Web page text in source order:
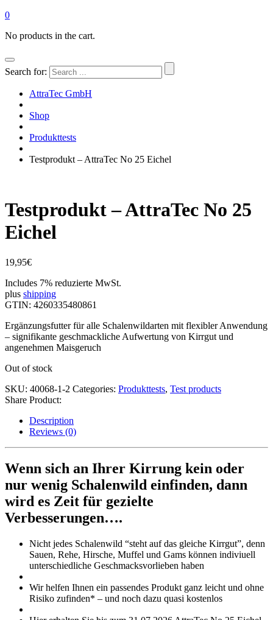
0
No products in the cart.
Search for:
AttraTec GmbH
Shop
Produkttests
Testprodukt – AttraTec No 25 Eichel
Testprodukt – AttraTec No 25
Eichel
19,95€
Includes 7% reduzierte MwSt.
plus shipping
GTIN: 4260335480861
Ergänzungsfutter für alle Schalenwildarten mit flexibler Anwendung
– signifikante geschmackliche Aufwertung von Kirrgut und
angenehmen Maisgeruch
Out of stock
SKU: 40068-1-2 Categories: Produkttests, Test products
Share Product:
Description
Reviews (0)
Wenn sich an Ihrer Kirrung kein oder
nur wenig Schalenwild einfinden, dann
wird es Zeit für gezielte
Verbesserungen….
Nicht jedes Schalenwild “steht auf das gleiche Kirrgut”, denn
Sauen, Rehe, Hirsche, Muffel und Gams können indiviuell
unterschiedliche Geschmacksvorlieben haben
Wir helfen Ihnen ein passendes Produkt ganz leicht und ohne
Risiko zufinden* – und noch dazu quasi kostenlos